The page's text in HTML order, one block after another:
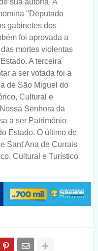
sua autoria. A
"Deputado
gabinetes dos
foi aprovada a
mortes violentas
A terceira
a ser votada foi a
de São Miguel do
Cultural e
Senhora da
a ser Patrimônio
Estado. O último de
Sant'Ana de Currais
Cultural e Turístico